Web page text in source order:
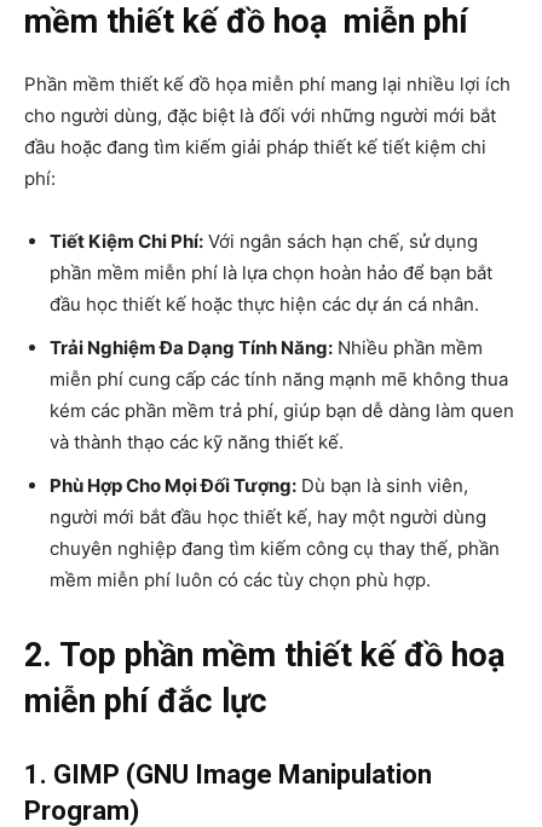
mềm thiết kế đồ hoạ miễn phí
Phần mềm thiết kế đồ họa miễn phí mang lại nhiều lợi ích
cho người dùng, đặc biệt là đối với những người mới bắt
đầu hoặc đang tìm kiếm giải pháp thiết kế tiết kiệm chi
phí:
Tiết Kiệm Chi Phí: Với ngân sách hạn chế, sử dụng
phần mềm miễn phí là lựa chọn hoàn hảo để bạn bắt
đầu học thiết kế hoặc thực hiện các dự án cá nhân.
Trải Nghiệm Đa Dạng Tính Năng: Nhiều phần mềm
miễn phí cung cấp các tính năng mạnh mẽ không thua
kém các phần mềm trả phí, giúp bạn dễ dàng làm quen
và thành thạo các kỹ năng thiết kế.
Phù Hợp Cho Mọi Đối Tượng: Dù bạn là sinh viên,
người mới bắt đầu học thiết kế, hay một người dùng
chuyên nghiệp đang tìm kiếm công cụ thay thế, phần
mềm miễn phí luôn có các tùy chọn phù hợp.
2. Top phần mềm thiết kế đồ hoạ
miễn phí đắc lực
1. GIMP (GNU Image Manipulation
Program)